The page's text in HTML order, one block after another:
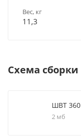
Вес, кг
11,3
Схема сборки
ШВТ 360
2 мб